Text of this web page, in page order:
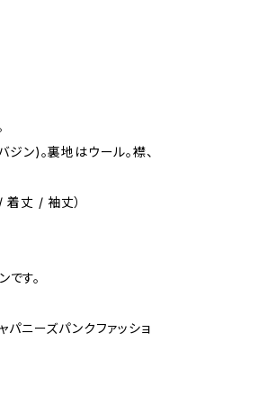
ン)。裏地はウール。襟、
丈 / 袖丈）
す。
ニーズパンクファッショ